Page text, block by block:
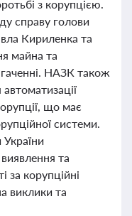
з корупцією.
справу голови
Кириленка та
майна та
НАЗК також
що має
системи.
та
за корупційні
виклики та